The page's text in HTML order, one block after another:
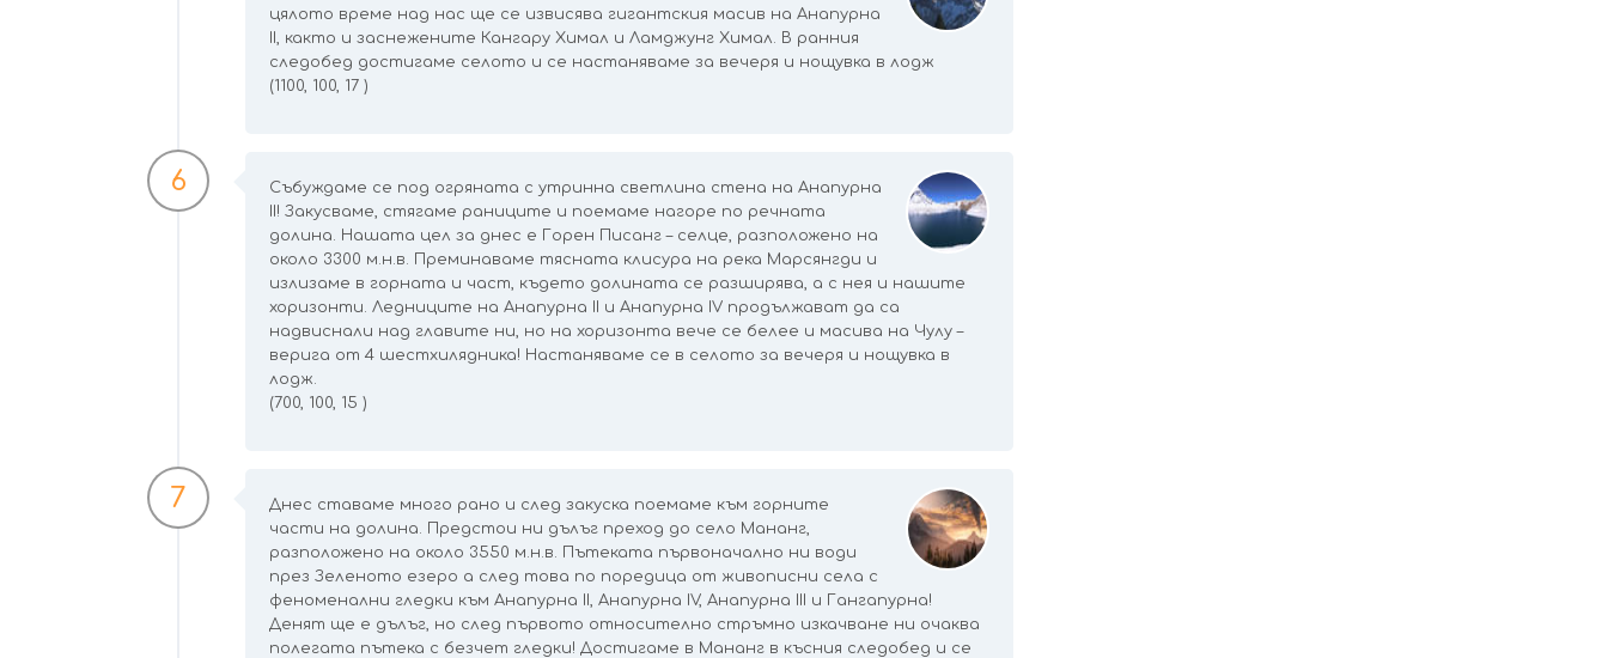
цялото време над нас ще се извисява гигантския масив на Анапурна
II, както и заснежените Кангару Химал и Ламджунг Химал. В ранния
следобед достигаме селото и се настаняваме за вечеря и нощувка в лодж
(1100, 100, 17 )
6
Събуждаме се под огряната с утринна светлина стена на Анапурна
II! Закусваме, стягаме раниците и поемаме нагоре по речната
долина. Нашата цел за днес е Горен Писанг – селце, разположено на
около 3300 м.н.в. Преминаваме тясната клисура на река Марсянгди и
излизаме в горната и част, където долината се разширява, а с нея и нашите
хоризонти. Ледниците на Анапурна II и Анапурна IV продължават да са
надвиснали над главите ни, но на хоризонта вече се белее и масива на Чулу –
верига от 4 шестхилядника! Настаняваме се в селото за вечеря и нощувка в
лодж.
(700, 100, 15 )
7
Днес ставаме много рано и след закуска поемаме към горните
части на долина. Предстои ни дълъг преход до село Мананг,
разположено на около 3550 м.н.в. Пътеката първоначално ни води
през Зеленото езеро а след това по поредица от живописни села с
феноменални гледки към Анапурна II, Анапурна IV, Анапурна III и Гангапурна!
Денят ще е дълъг, но след първото относително стръмно изкачване ни очаква
полегата пътека с безчет гледки! Достигаме в Мананг в късния следобед и се